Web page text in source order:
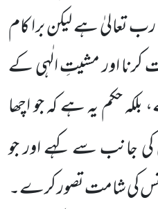
رب تعالیٰ ہے لیکن برا کام
اور مشیتِ الٰہی کے
حکم یہ ہے کہ جو اچھا
کی جانب سے کہے اور جو
کی شامت تصور کرے۔